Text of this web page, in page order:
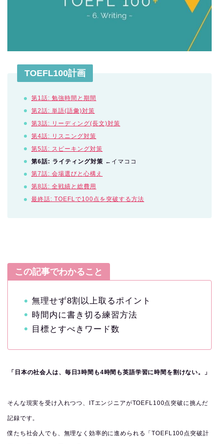
TOEFL100計画
第1話: 勉強時間と期間
第2話: 単語(語彙)対策
第3話: リーディング(長文)対策
第4話: リスニング対策
第5話: スピーキング対策
第6話: ライティング対策 ←イマココ
第7話: 会場選びと心構え
第8話: 全戦績と総費用
最終話: TOEFLで100点を突破する方法
この記事でわかること
無理せず8割以上取るポイント
時間内に書き切る練習方法
目標とすべきワード数
「日本の社会人は、毎日3時間も4時間も英語学習に時間を割けない。」
そんな現実を受け入れつつ、ITエンジニアがTOEFL100点突破に挑んだ
記録です。
僕たち社会人でも、無理なく効率的に進められる「TOEFL100点突破計